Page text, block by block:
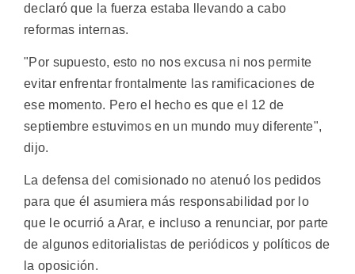
declaró que la fuerza estaba llevando a cabo
reformas internas.
"Por supuesto, esto no nos excusa ni nos permite
evitar enfrentar frontalmente las ramificaciones de
ese momento. Pero el hecho es que el 12 de
septiembre estuvimos en un mundo muy diferente",
dijo.
La defensa del comisionado no atenuó los pedidos
para que él asumiera más responsabilidad por lo
que le ocurrió a Arar, e incluso a renunciar, por parte
de algunos editorialistas de periódicos y políticos de
la oposición.